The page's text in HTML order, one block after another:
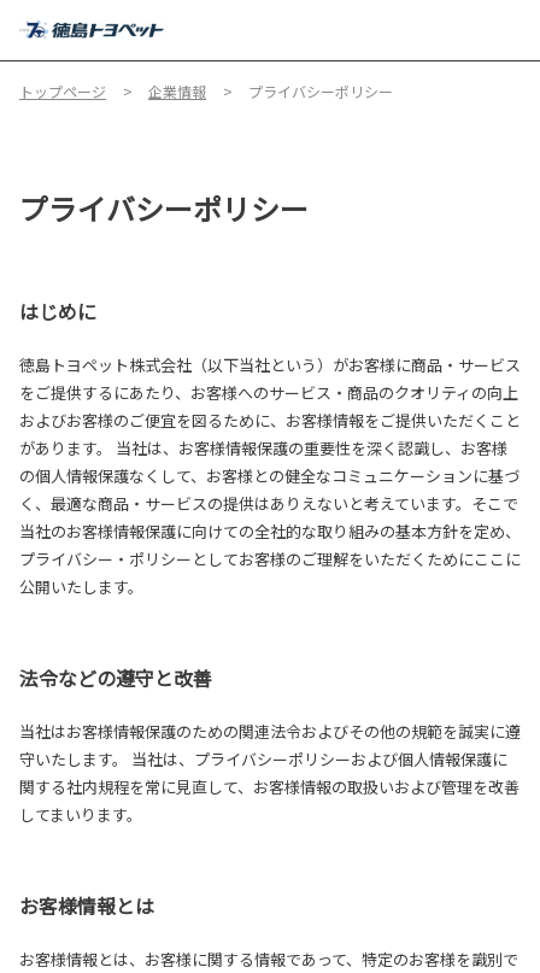
トップページ 企業情報 プライバシーポリシー
プライバシーポリシー
はじめに
徳島トヨペット株式会社（以下当社という）がお客様に商品・サービス
をご提供するにあたり、お客様へのサービス・商品のクオリティの向上
およびお客様のご便宜を図るために、お客様情報をご提供いただくこと
があります。 当社は、お客様情報保護の重要性を深く認識し、お客様
の個人情報保護なくして、お客様との健全なコミュニケーションに基づ
く、最適な商品・サービスの提供はありえないと考えています。そこで
当社のお客様情報保護に向けての全社的な取り組みの基本方針を定め、
プライバシー・ポリシーとしてお客様のご理解をいただくためにここに
公開いたします。
法令などの遵守と改善
当社はお客様情報保護のための関連法令およびその他の規範を誠実に遵
守いたします。 当社は、プライバシーポリシーおよび個人情報保護に
関する社内規程を常に見直して、お客様情報の取扱いおよび管理を改善
してまいります。
お客様情報とは
お客様情報とは、お客様に関する情報であって、特定のお客様を識別で